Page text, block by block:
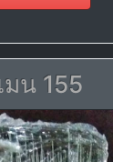
น 155